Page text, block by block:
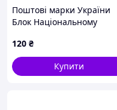
Поштові марки України
Блок Національному
України 100 років 1998 рік
120 ₴
Купити